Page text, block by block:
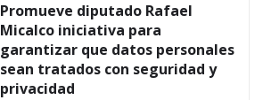
Promueve diputado Rafael
Micalco iniciativa para
garantizar que datos personales
sean tratados con seguridad y
privacidad